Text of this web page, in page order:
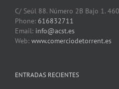
C/ Seúl 88. Número 2B Bajo 1.
Phone: 616832711
Email: info@acst.es
Web: www.comerciodetorrent.es
ENTRADAS RECIENTES